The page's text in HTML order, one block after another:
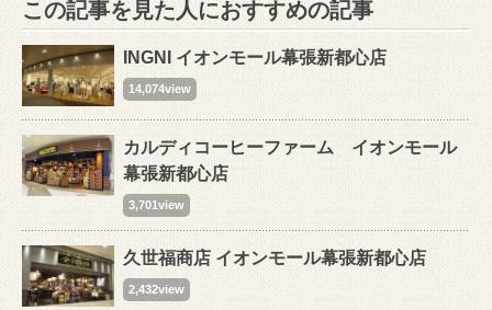
この記事を見た人におすすめの記事
INGNI イオンモール幕張新都心店
14,074view
カルディコーヒーファーム イオンモール
幕張新都心店
3,701view
久世福商店 イオンモール幕張新都心店
2,432view